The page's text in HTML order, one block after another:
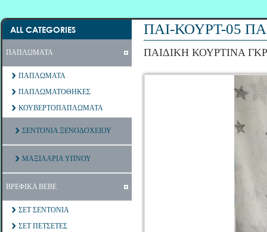
ALL CATEGORIES
ΠΑΠΛΩΜΑΤΑ
ΠΑΠΛΩΜΑΤΑ
ΠΑΠΛΩΜΑΤΟΘΗΚΕΣ
ΚΟΥΒΕΡΤΟΠΑΠΛΩΜΑΤΑ
ΣΕΝΤΟΝΙΑ ΞΕΝΟΔΟΧΕΙΟΥ
ΜΑΞΙΛΑΡΙΑ ΥΠΝΟΥ
ΒΡΕΦΙΚΑ ΒΕΒΕ
ΣΕΤ ΣΕΝΤΟΝΙΑ
ΣΕΤ ΠΕΤΣΕΤΕΣ
ΠΑΙ-ΚΟΥΡΤ-05
ΠΑΙΔΙΚΗ ΚΟΥΡΤΙΝΑ